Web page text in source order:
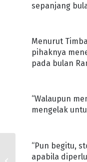
sepanjang
Menurut
pihaknya
pada bulan
“Walaupun
mengelak
“Pun begitu,
apabila
KOMITED PASTIKAN
KESELESAAN